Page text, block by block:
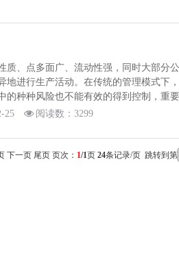
质、点多面广、流动性强，同时大部分
地进行生产活动。在传统的管理模式下
的种种风险也不能有效的得到控制，重
25
阅读数：3299
下一页 尾页 页次： 1/1页 24条记录/页 跳转到第